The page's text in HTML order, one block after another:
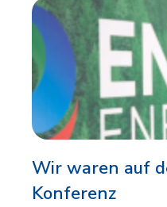
Wir waren auf
Konferenz